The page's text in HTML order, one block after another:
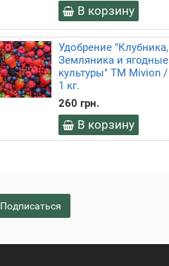
В корзину
Удобрение "Клубника,
Земляника и ягодные
культуры" ТМ Mivion /
1 кг.
260 грн.
В корзину
Подписаться